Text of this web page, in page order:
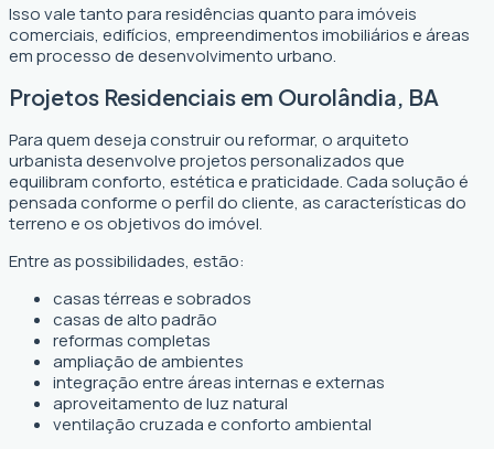
Isso vale tanto para residências quanto para imóveis
comerciais, edifícios, empreendimentos imobiliários e áreas
em processo de desenvolvimento urbano.
Projetos Residenciais em Ourolândia, BA
Para quem deseja construir ou reformar, o arquiteto
urbanista desenvolve projetos personalizados que
equilibram conforto, estética e praticidade. Cada solução é
pensada conforme o perfil do cliente, as características do
terreno e os objetivos do imóvel.
Entre as possibilidades, estão:
casas térreas e sobrados
casas de alto padrão
reformas completas
ampliação de ambientes
integração entre áreas internas e externas
aproveitamento de luz natural
ventilação cruzada e conforto ambiental